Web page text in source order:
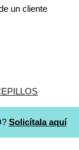
un cliente
Solicítala aquí